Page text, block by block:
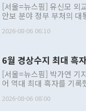
[서울=뉴스핌] 유신모 외
안보 분야 정부 부처의
발언 중에는 정부 내 조율
주의적 희망에 근거한 비
관의 대북 정책 관련 발언
관 부처 장관이 공개적으
관의 무리한 대북 접근법
다. [정동영 통일부 장관이 지난달 23일 오후 서울 종로구 정부서울청사에
2026-08-06 06:10
6월 경상수지 최대 흑
[서울=뉴스핌] 박가연 기
어 역대 최대 흑자를 기
료=한국은행] 한국은행이 6일 발표한 '2026년 6월 국제수지(잠정)'에 따르
2026-08-06 08:00